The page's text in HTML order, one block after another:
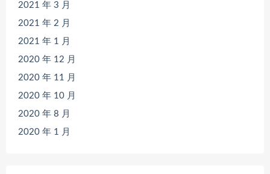
2021 年 3 月
2021 年 2 月
2021 年 1 月
2020 年 12 月
2020 年 11 月
2020 年 10 月
2020 年 8 月
2020 年 1 月